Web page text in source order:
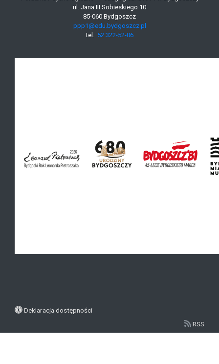
ul. Jana III Sobieskiego 10
85-060 Bydgoszcz
ppp1@edu.bydgoszcz.pl
tel. 52 322-52-06
Deklaracja dostępności
RSS